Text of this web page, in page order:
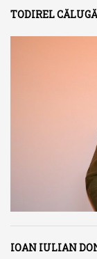
TODIREL
IOAN IULIAN